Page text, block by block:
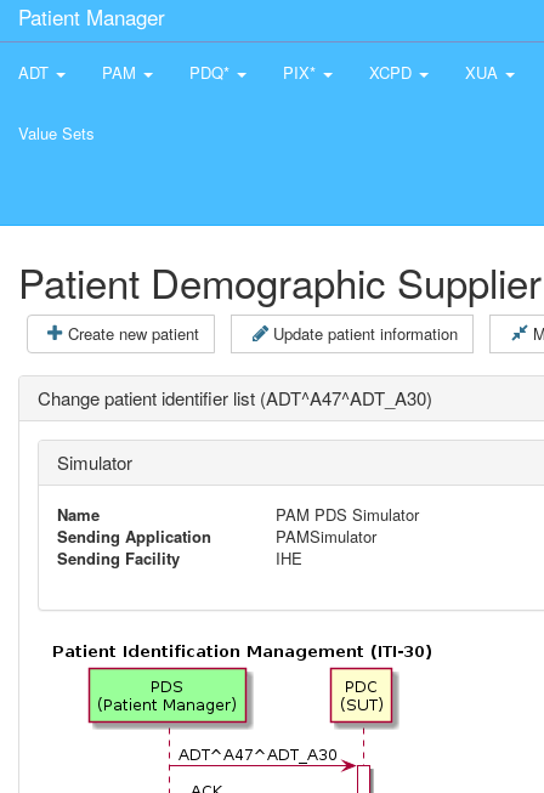
Patient Manager
ADT PAM PDQ* PIX* XCPD XUA
Value Sets
Patient Demographic Supplier
Create new patient Update patient information
Change patient identifier list (ADT^A47^ADT_A30)
Simulator
Name
PAM PDS Simulator
Sending Application
PAMSimulator
Sending Facility
IHE